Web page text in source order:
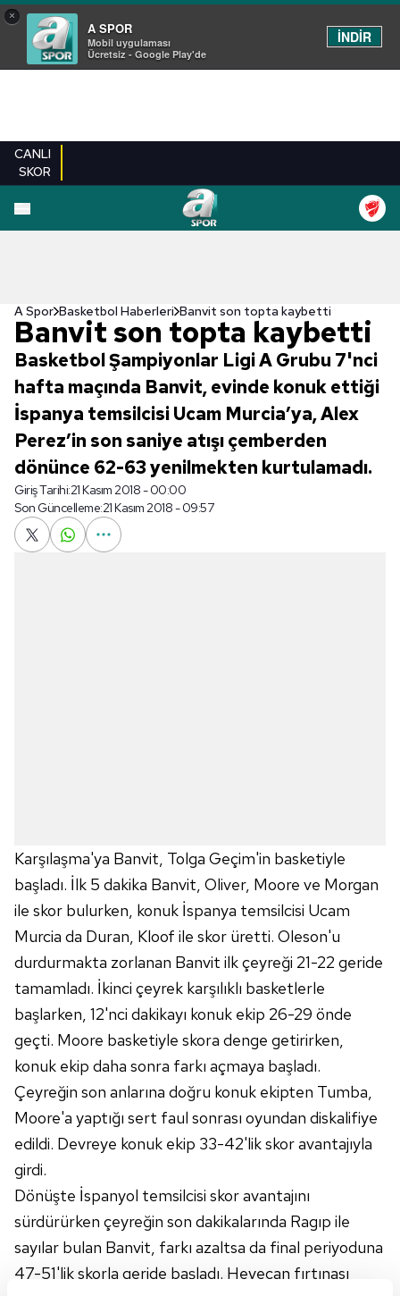
×
A SPOR
Mobil uygulaması
Ücretsiz - Google Play'de
İNDİR
CANLI
SKOR
A Spor Basketbol Haberleri Banvit son topta kaybetti
Banvit son topta kaybetti
Basketbol Şampiyonlar Ligi A Grubu 7'nci
hafta maçında Banvit, evinde konuk ettiği
İspanya temsilcisi Ucam Murcia’ya, Alex
Perez’in son saniye atışı çemberden
dönünce 62-63 yenilmekten kurtulamadı.
Giriş Tarihi:21 Kasım 2018 - 00:00
Son Güncelleme:21 Kasım 2018 - 09:57
Karşılaşma'ya Banvit, Tolga Geçim'in basketiyle
başladı. İlk 5 dakika Banvit, Oliver, Moore ve Morgan
ile skor bulurken, konuk İspanya temsilcisi Ucam
Murcia da Duran, Kloof ile skor üretti. Oleson'u
durdurmakta zorlanan Banvit ilk çeyreği 21-22 geride
tamamladı. İkinci çeyrek karşılıklı basketlerle
başlarken, 12'nci dakikayı konuk ekip 26-29 önde
geçti. Moore basketiyle skora denge getirirken,
konuk ekip daha sonra farkı açmaya başladı.
Çeyreğin son anlarına doğru konuk ekipten Tumba,
Moore'a yaptığı sert faul sonrası oyundan diskalifiye
edildi. Devreye konuk ekip 33-42'lik skor avantajıyla
girdi.
Dönüşte İspanyol temsilcisi skor avantajını
sürdürürken çeyreğin son dakikalarında Ragıp ile
sayılar bulan Banvit, farkı azaltsa da final periyoduna
47-51'lik skorla geride başladı. Heyecan fırtınası